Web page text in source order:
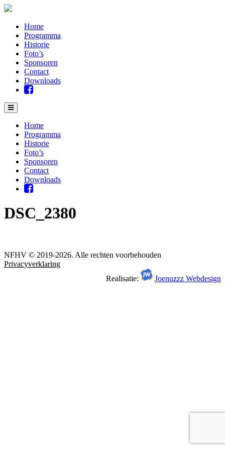
Home
Programma
Historie
Foto’s
Sponsoren
Contact
Downloads
Home
Programma
Historie
Foto’s
Sponsoren
Contact
Downloads
DSC_2380
NFHV © 2019-2026. Alle rechten voorbehouden
Privacyverklaring
Realisatie:
Joenuzzz Webdesign